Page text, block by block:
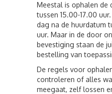
Meestal is ophalen de
tussen 15.00-17.00
dag na de huurdatum
uur. Maar in de door
bevestiging staan de
bestelling van
De regels voor
controleren of alles
meegaat, zelf lossen